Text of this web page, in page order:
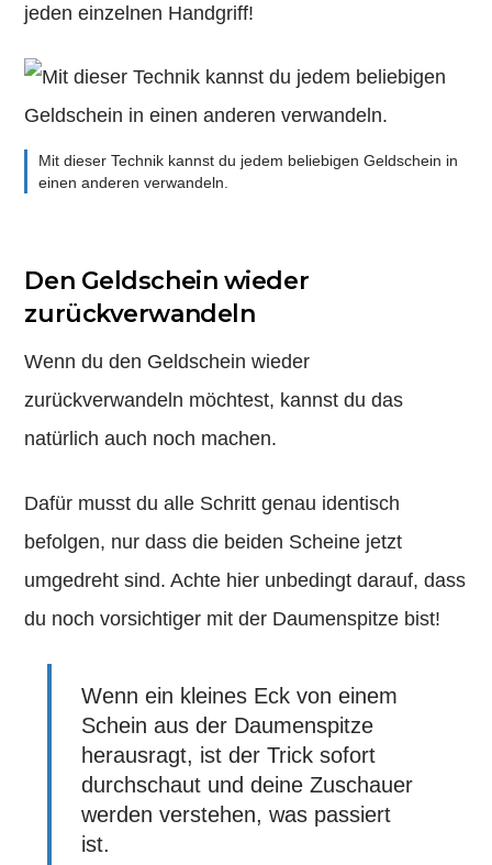
jeden einzelnen Handgriff!
Mit dieser Technik kannst du jedem beliebigen Geldschein in
einen anderen verwandeln.
Den Geldschein wieder
zurückverwandeln
Wenn du den Geldschein wieder
zurückverwandeln möchtest, kannst du das
natürlich auch noch machen.
Dafür musst du alle Schritt genau identisch
befolgen, nur dass die beiden Scheine jetzt
umgedreht sind. Achte hier unbedingt darauf, dass
du noch vorsichtiger mit der Daumenspitze bist!
Wenn ein kleines Eck von einem
Schein aus der Daumenspitze
herausragt, ist der Trick sofort
durchschaut und deine Zuschauer
werden verstehen, was passiert
ist.